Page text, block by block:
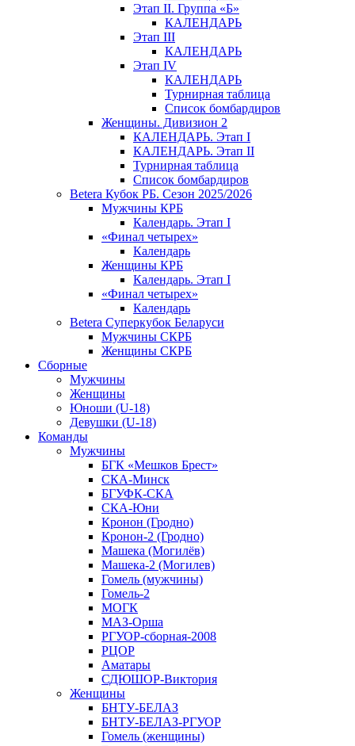
Этап II. Группа «Б»
КАЛЕНДАРЬ
Этап III
КАЛЕНДАРЬ
Этап IV
КАЛЕНДАРЬ
Турнирная таблица
Список бомбардиров
Женщины. Дивизион 2
КАЛЕНДАРЬ. Этап I
КАЛЕНДАРЬ. Этап II
Турнирная таблица
Список бомбардиров
Betera Кубок РБ. Сезон 2025/2026
Мужчины КРБ
Календарь. Этап I
«Финал четырех»
Календарь
Женщины КРБ
Календарь. Этап I
«Финал четырех»
Календарь
Betera Суперкубок Беларуси
Мужчины СКРБ
Женщины СКРБ
Сборные
Мужчины
Женщины
Юноши (U-18)
Девушки (U-18)
Команды
Мужчины
БГК «Мешков Брест»
СКА-Минск
БГУФК-СКА
СКА-Юни
Кронон (Гродно)
Кронон-2 (Гродно)
Машека (Могилёв)
Машека-2 (Могилев)
Гомель (мужчины)
Гомель-2
МОГК
МАЗ-Орша
РГУОР-сборная-2008
РЦОР
Аматары
СДЮШОР-Виктория
Женщины
БНТУ-БЕЛАЗ
БНТУ-БЕЛАЗ-РГУОР
Гомель (женщины)